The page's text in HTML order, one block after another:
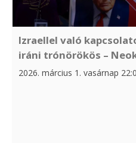
Izraellel való
iráni trónörökös –
2026. március 1. vasárnap